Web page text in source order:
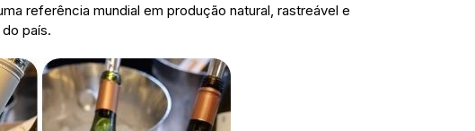
referência mundial em produção natural, rastreável e
país.